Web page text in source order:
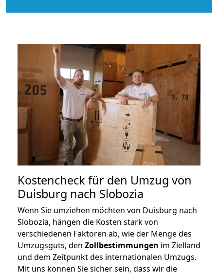
Kostencheck für den Umzug von
Duisburg nach Slobozia
Wenn Sie umziehen möchten von Duisburg nach
Slobozia, hängen die Kosten stark von
verschiedenen Faktoren ab, wie der Menge des
Umzugsguts, den Zollbestimmungen im Zielland
und dem Zeitpunkt des internationalen Umzugs.
Mit uns können Sie sicher sein, dass wir die